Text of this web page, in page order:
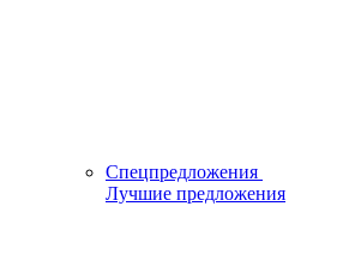
Спецпредложения
Лучшие предложения